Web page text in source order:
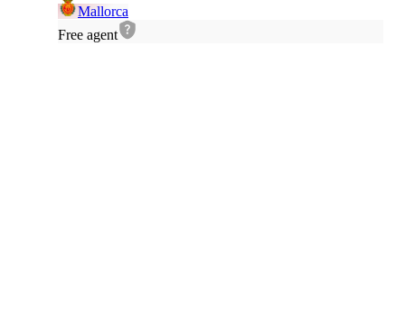
Mallorca
Free agent